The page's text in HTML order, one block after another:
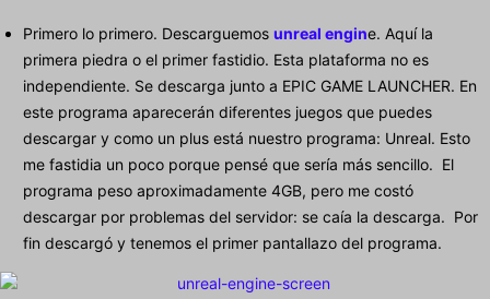
Primero lo primero. Descarguemos unreal engine. Aquí la
primera piedra o el primer fastidio. Esta plataforma no es
independiente. Se descarga junto a EPIC GAME LAUNCHER. En
este programa aparecerán diferentes juegos que puedes
descargar y como un plus está nuestro programa: Unreal. Esto
me fastidia un poco porque pensé que sería más sencillo. El
programa peso aproximadamente 4GB, pero me costó
descargar por problemas del servidor: se caía la descarga. Por
fin descargó y tenemos el primer pantallazo del programa.